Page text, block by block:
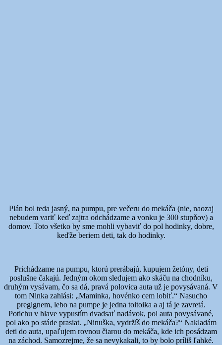
Plán bol teda jasný, na pumpu, pre večeru do mekáča (nie, naozaj
nebudem variť keď zajtra odchádzame a vonku je 300 stupňov) a
domov. Toto všetko by sme mohli vybaviť do pol hodinky, dobre,
keďže beriem deti, tak do hodinky.
Prichádzame na pumpu, ktorú prerábajú, kupujem žetóny, deti
poslušne čakajú. Jedným okom sledujem ako skáču na chodníku,
druhým vysávam, čo sa dá, pravá polovica auta už je povysávaná. V
tom Ninka zahlási: „Maminka, hovénko cem lobiť.“ Nasucho
preglgnem, lebo na pumpe je jedna toitoika a aj tá je zavretá.
Potichu v hlave vypustím dvadsať nadávok, pol auta povysávané,
pol ako po stáde prasiat. „Ninuška, vydržíš do mekáča?“ Nakladám
deti do auta, upaľujem rovnou čiarou do mekáča, kde ich posádzam
na záchod. Samozrejme, že sa nevykakali, to by bolo príliš ľahké.